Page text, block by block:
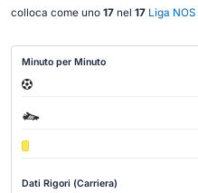
colloca come uno 17nel 17 Liga NOS
Minuto per Minuto
Dati Rigori (Carriera)